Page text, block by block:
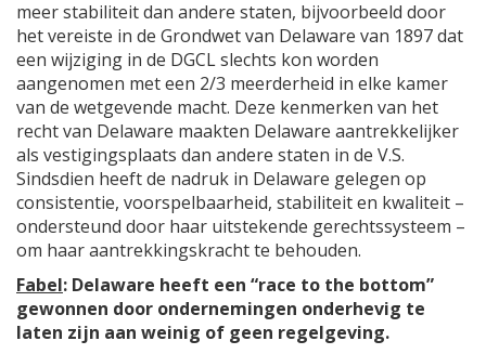
meer stabiliteit dan andere staten, bijvoorbeeld door
het vereiste in de Grondwet van Delaware van 1897 dat
een wijziging in de DGCL slechts kon worden
aangenomen met een 2/3 meerderheid in elke kamer
van de wetgevende macht. Deze kenmerken van het
recht van Delaware maakten Delaware aantrekkelijker
als vestigingsplaats dan andere staten in de V.S.
Sindsdien heeft de nadruk in Delaware gelegen op
consistentie, voorspelbaarheid, stabiliteit en kwaliteit –
ondersteund door haar uitstekende gerechtssysteem –
om haar aantrekkingskracht te behouden.
Fabel: Delaware heeft een “race to the bottom”
gewonnen door ondernemingen onderhevig te
laten zijn aan weinig of geen regelgeving.